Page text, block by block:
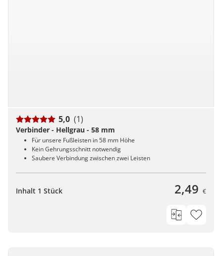
5,0 (1)
Verbinder - Hellgrau - 58 mm
Für unsere Fußleisten in 58 mm Höhe
Kein Gehrungsschnitt notwendig
Saubere Verbindung zwischen zwei Leisten
Inhalt 1 Stück 2,49 €